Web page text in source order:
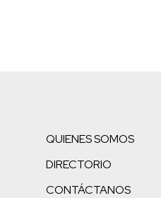
QUIENES SOMOS
DIRECTORIO
CONTÁCTANOS